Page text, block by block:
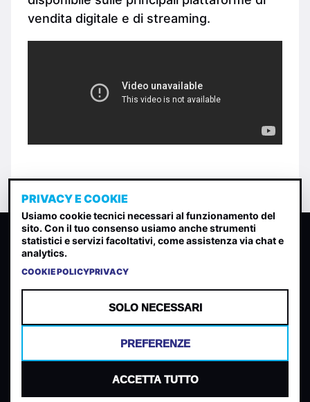
vendita digitale e di streaming.
CLASSIFICA INDIE
Classifica per indice di gradimento generata dall analisi di
TERMINI E CONDIZIONI PRIVACY POLICY
COOKIES PREFERENZE COOKIES
PRIVACY E COOKIE
Usiamo cookie tecnici necessari al funzionamento del
sito. Con il tuo consenso usiamo anche strumenti
statistici e servizi facoltativi, come assistenza via chat e
analytics.
COOKIE POLICYPRIVACY
SOLO NECESSARI
PREFERENZE
ACCETTA TUTTO